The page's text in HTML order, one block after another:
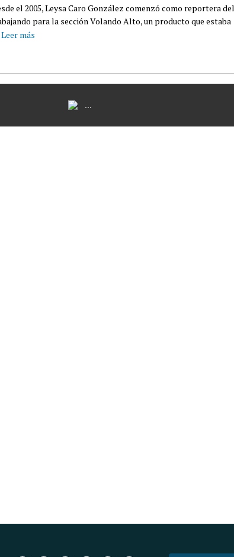
el 2005, Leysa Caro González comenzó como reportera del
para la sección Volando Alto, un producto que estaba
Leer más
...